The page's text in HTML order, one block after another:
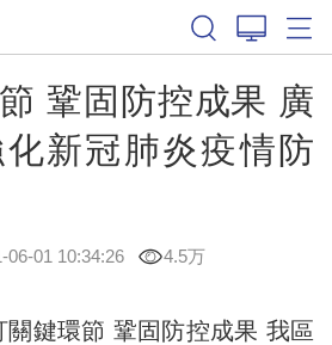
鞏固防控成果 廣
新冠肺炎疫情防
06-01 10:34:26 4.5万
鍵環節 鞏固防控成果 我區